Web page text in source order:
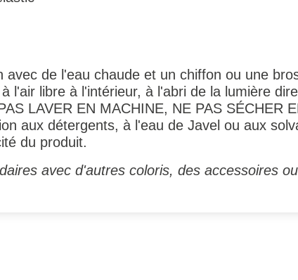
avec de l'eau chaude et un chiffon ou une
l'air libre à l'intérieur, à l'abri de la lumière
LAVER EN MACHINE, NE PAS SÉCHER
aux détergents, à l'eau de Javel ou aux
du produit.
avec d'autres coloris, des accessoires